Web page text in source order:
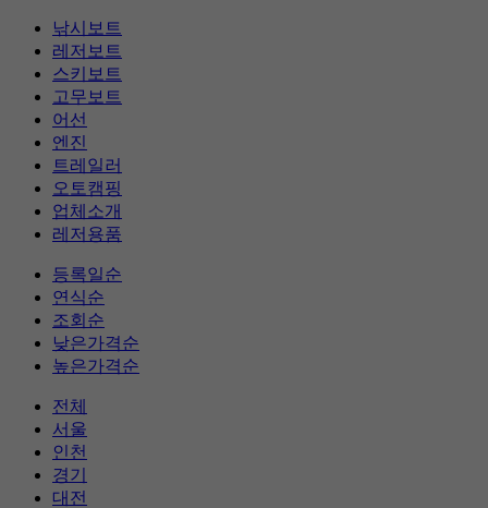
낚시보트
레저보트
스키보트
고무보트
어선
엔진
트레일러
오토캠핑
업체소개
레저용품
등록일순
연식순
조회순
낮은가격순
높은가격순
전체
서울
인천
경기
대전